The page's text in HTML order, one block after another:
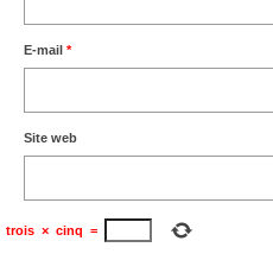
E-mail *
Site web
trois × cinq =